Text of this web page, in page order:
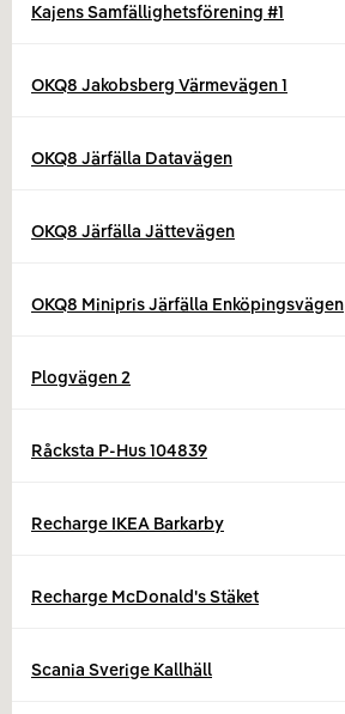
Kajens Samfällighetsförening #1
OKQ8 Jakobsberg Värmevägen 1
OKQ8 Järfälla Datavägen
OKQ8 Järfälla Jättevägen
OKQ8 Minipris Järfälla Enköpingsvägen
Plogvägen 2
Råcksta P-Hus 104839
Recharge IKEA Barkarby
Recharge McDonald's Stäket
Scania Sverige Kallhäll